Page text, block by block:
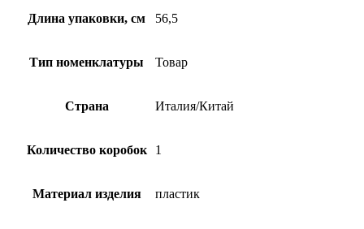
Длина упаковки, см 56,5
Тип номенклатуры Товар
Страна Италия/Китай
Количество коробок 1
Материал изделия пластик